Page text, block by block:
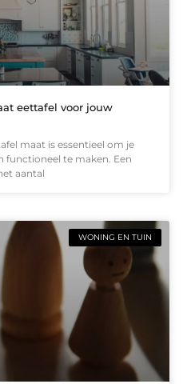
eettafel voor jouw
maat is essentieel om je
te maken. Een
aantal
WONING EN TUIN